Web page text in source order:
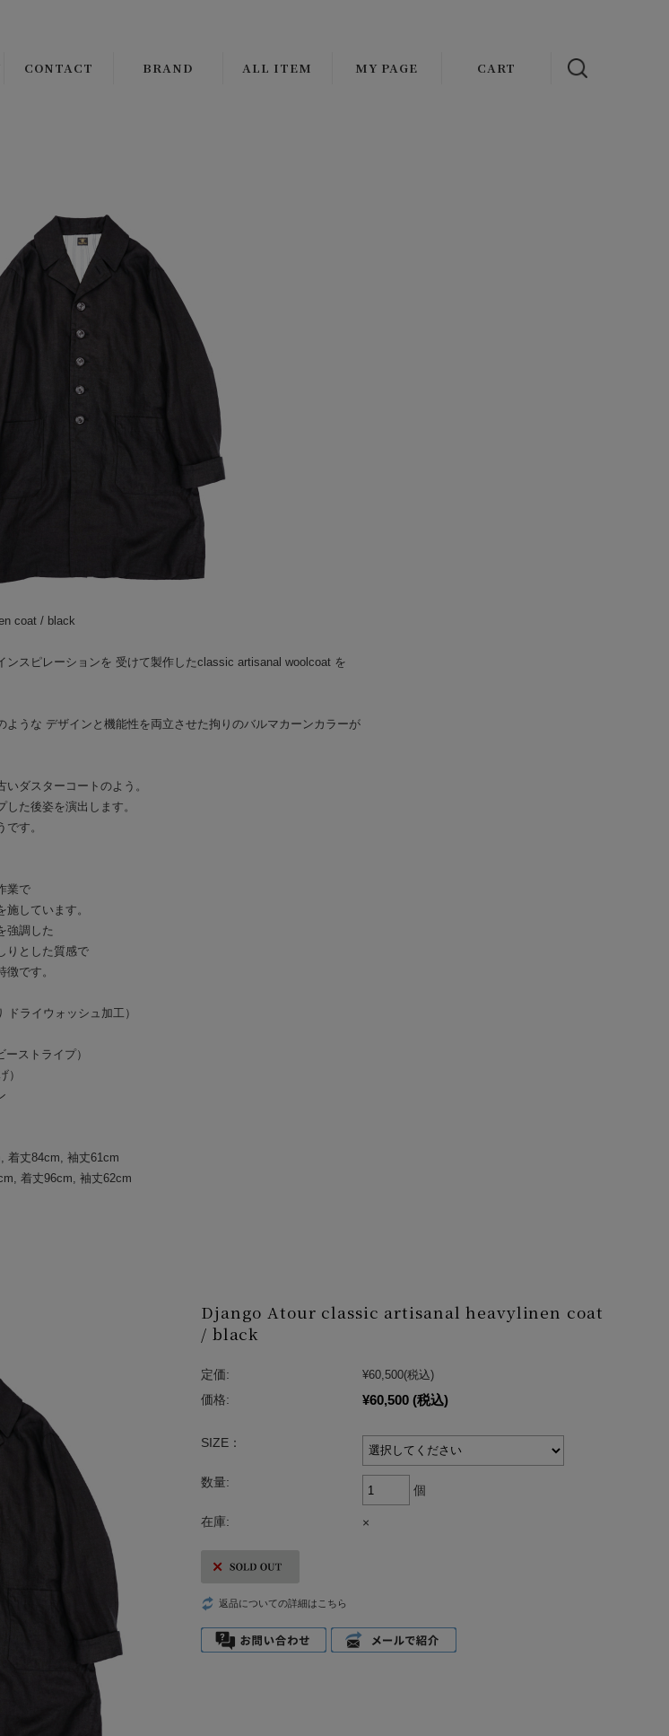
CONTACT BRAND
THE CIRCA BRAND
CMF OUTDOOR GARMENT
JANIS & Co.
PEANUTS COMPANY
BROWN'S BEACH JACKET
BAA COSTUME MFG.
GLAD HAND PACK-T
BY GLAD HAND
GANGSTERVILLE
ALL ITEM
JEWELRY
MY PAGE CART
coat / black
ンスピレーションを 受けて製作したclassic artisanal woolcoat を
ような デザインと機能性を両立させた拘りのバルマカーンカラーが
ダスターコートのよう。
た後姿を演出します。
す。
業で
しています。
強調した
りとした質感で
です。
ライウォッシュ加工）
ストライプ）
）
着丈84cm, 袖丈61cm
着丈96cm, 袖丈62cm
Django Atour classic artisanal heavylinen coat
/ black
定価: ¥60,500(税込)
価格:
¥60,500 (税込)
SIZE：
数量:
個
在庫: ×
返品についての詳細はこちら